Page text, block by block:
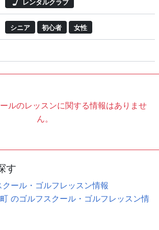
レンタルクラブ
シニア 初心者 女性
ルのレッスンに関する情報はありませ
ん。
す
ール・ゴルフレッスン情報
のゴルフスクール・ゴルフレッスン情